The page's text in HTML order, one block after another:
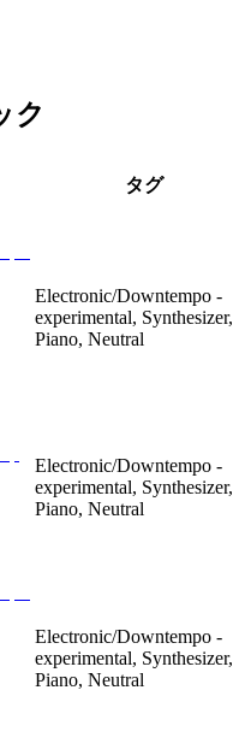
ク
タグ
Electronic/Downtempo -
experimental, Synthesizer,
Piano, Neutral
Electronic/Downtempo -
experimental, Synthesizer,
Piano, Neutral
Electronic/Downtempo -
experimental, Synthesizer,
Piano, Neutral